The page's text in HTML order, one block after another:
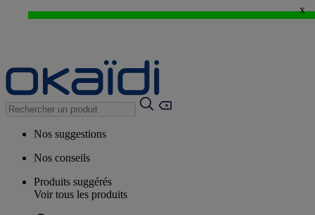
EXCLU WEB : - 20%* dès 3 articles achetés > j'en profite !
x
Nos suggestions
Nos conseils
Produits suggérés
Voir tous les produits